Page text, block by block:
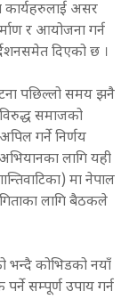
कार्यहरुलाई असर
र आयोजना गर्न
दिएको छ ।
पछिल्लो समय झनै
समाजको
गर्ने निर्णय
लागि यही
मा नेपाल
लागि बैठकले
कोभिडको नयाँ
सम्पूर्ण उपाय गर्न